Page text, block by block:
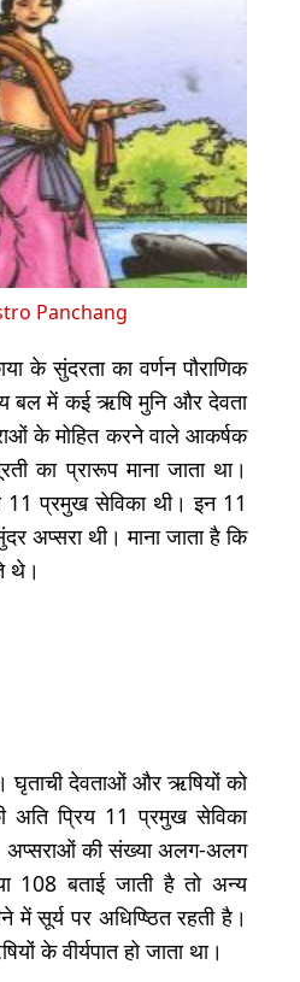
Panchang
के सुंदरता का वर्णन पौराणिक
बल में कई ऋषि मुनि और देवता
के मोहित करने वाले आकर्षक
प्रारूप माना जाता था।
11 प्रमुख सेविका थी। इन 11
अप्सरा थी। माना जाता है कि
थे।
घृताची देवताओं और ऋषियों को
प्रिय 11 प्रमुख सेविका
अप्सराओं की संख्या अलग-अलग
108 बताई जाती है तो अन्य
सूर्य पर अधिप्ष्ठित रहती है।
के वीर्यपात हो जाता था।